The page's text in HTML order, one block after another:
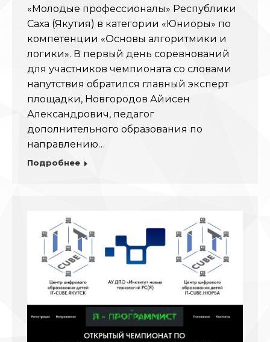
«Молодые профессионалы» Республики
Саха (Якутия) в категории «Юниоры» по
компетенции «Основы алгоритмики и
логики». В первый день соревнований
для участников чемпионата со словами
напутствия обратился главный эксперт
площадки, Новгородов Айисен
Александрович, педагог
дополнительного образования по
направлению…
Подробнее